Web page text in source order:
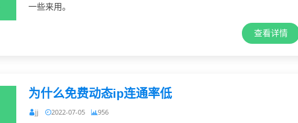
一些来用。
查看详情
为什么免费动态ip连通率低
jj 2022-07-05 956